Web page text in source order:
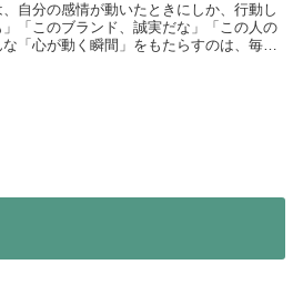
自分の感情が動いたときにしか、行動し
「このブランド、誠実だな」「この人の
「心が動く瞬間」をもたらすのは、毎日